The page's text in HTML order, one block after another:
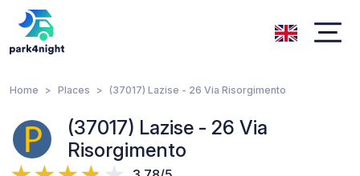
Home Places (37017) Lazise - 26 Via Risorgimento
(37017) Lazise - 26 Via
Risorgimento